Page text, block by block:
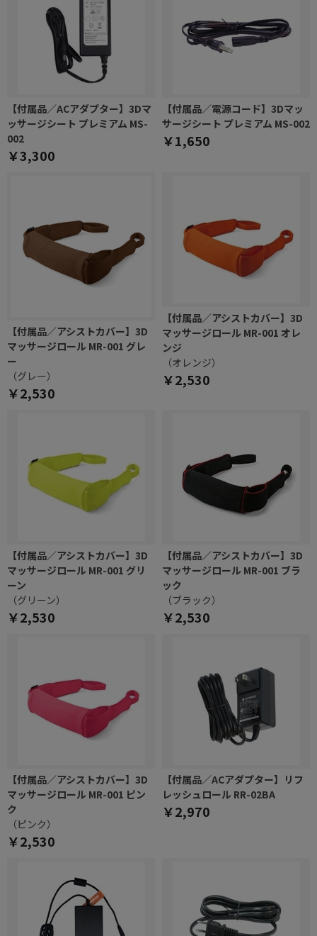
【付属品／ACアダプター】3Dマ
ッサージシート プレミアム MS-
002
￥3,300
【付属品／電源コード】3Dマッ
サージシート プレミアム MS-002
￥1,650
【付属品／アシストカバー】3D
マッサージロール MR-001 グレ
ー
（グレー）
￥2,530
【付属品／アシストカバー】3D
マッサージロール MR-001 オレ
ンジ
（オレンジ）
￥2,530
【付属品／アシストカバー】3D
マッサージロール MR-001 グリ
ーン
（グリーン）
￥2,530
【付属品／アシストカバー】3D
マッサージロール MR-001 ブラ
ック
（ブラック）
￥2,530
【付属品／アシストカバー】3D
マッサージロール MR-001 ピン
ク
（ピンク）
￥2,530
【付属品／ACアダプター】リフ
レッシュロール RR-02BA
￥2,970